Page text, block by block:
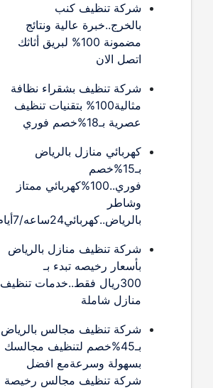
شركة تنظيف كنب
بالخرج..خبرة عالية ونتائج
مضمونة 100% لبريق أثاثك
اتصل الان
شركة تنظيف بشقراء نظافة
مثالية100% بتقنيات تنظيف
عصرية بـ18%خصم فوري
كهربائي منازل بالرياض
بـ15%خصم
فوري..100%كهربائي ممتاز
وشاطر
بالرياض..كهربائي24ساعه/7أيام
شركة تنظيف منازل بالرياض
بأسعار رخيصه تبدء بـ
300ريال فقط..خدمات تنظيف
منازل شاملة
شركة تنظيف مجالس بالرياض
بـ45%خصم لتنظيف مجالسك
بسهولة وسرعةمع افضل
شركة تنظيف مجالس رخيصة